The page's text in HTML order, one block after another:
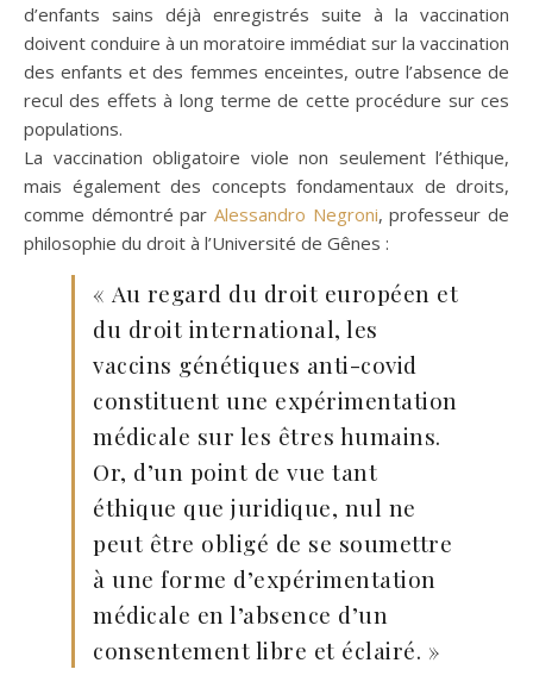
d’enfants sains déjà enregistrés suite à la vaccination
doivent conduire à un moratoire immédiat sur la vaccination
des enfants et des femmes enceintes, outre l’absence de
recul des effets à long terme de cette procédure sur ces
populations.
La vaccination obligatoire viole non seulement l’éthique,
mais également des concepts fondamentaux de droits,
comme démontré par Alessandro Negroni, professeur de
philosophie du droit à l’Université de Gênes :
« Au regard du droit européen et
du droit international, les
vaccins génétiques anti-covid
constituent une expérimentation
médicale sur les êtres humains.
Or, d’un point de vue tant
éthique que juridique, nul ne
peut être obligé de se soumettre
à une forme d’expérimentation
médicale en l’absence d’un
consentement libre et éclairé. »